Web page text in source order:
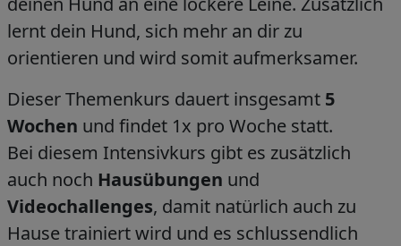
lernt dein Hund, sich mehr an dir zu
orientieren und wird somit aufmerksamer.
Dieser Themenkurs dauert insgesamt 5
Wochen und findet 1x pro Woche statt.
Bei diesem Intensivkurs gibt es zusätzlich
auch noch Hausübungen und
Videochallenges, damit natürlich auch zu
Hause trainiert wird und es schlussendlich